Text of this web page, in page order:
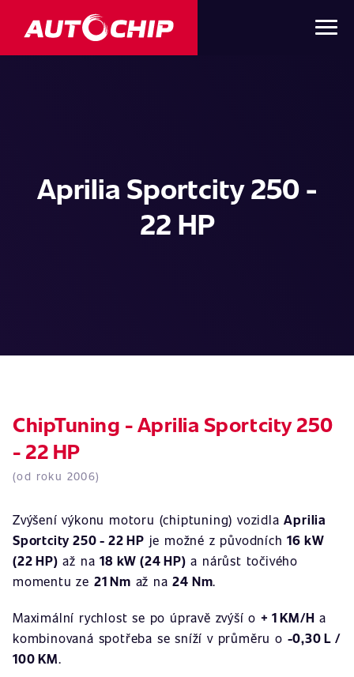
Aprilia Sportcity 250 -
22 HP
ChipTuning - Aprilia Sportcity 250
- 22 HP
(od roku 2006)
Zvýšení výkonu motoru (chiptuning) vozidlaAprilia
Sportcity 250 - 22 HP je možné z původních16 kW
(22 HP) až na18 kW (24 HP) a nárůst točivého
momentu ze 21 Nm až na24 Nm.
Maximální rychlost se po úpravě zvýší o + 1 KM/H a
kombinovaná spotřeba se sníží v průměru o -0,30 L /
100 KM.